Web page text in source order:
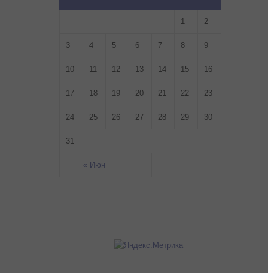
« Июн
1 2
3 4 5 6 7 8 9
10 11 12 13 14 15 16
17 18 19 20 21 22 23
24 25 26 27 28 29 30
31